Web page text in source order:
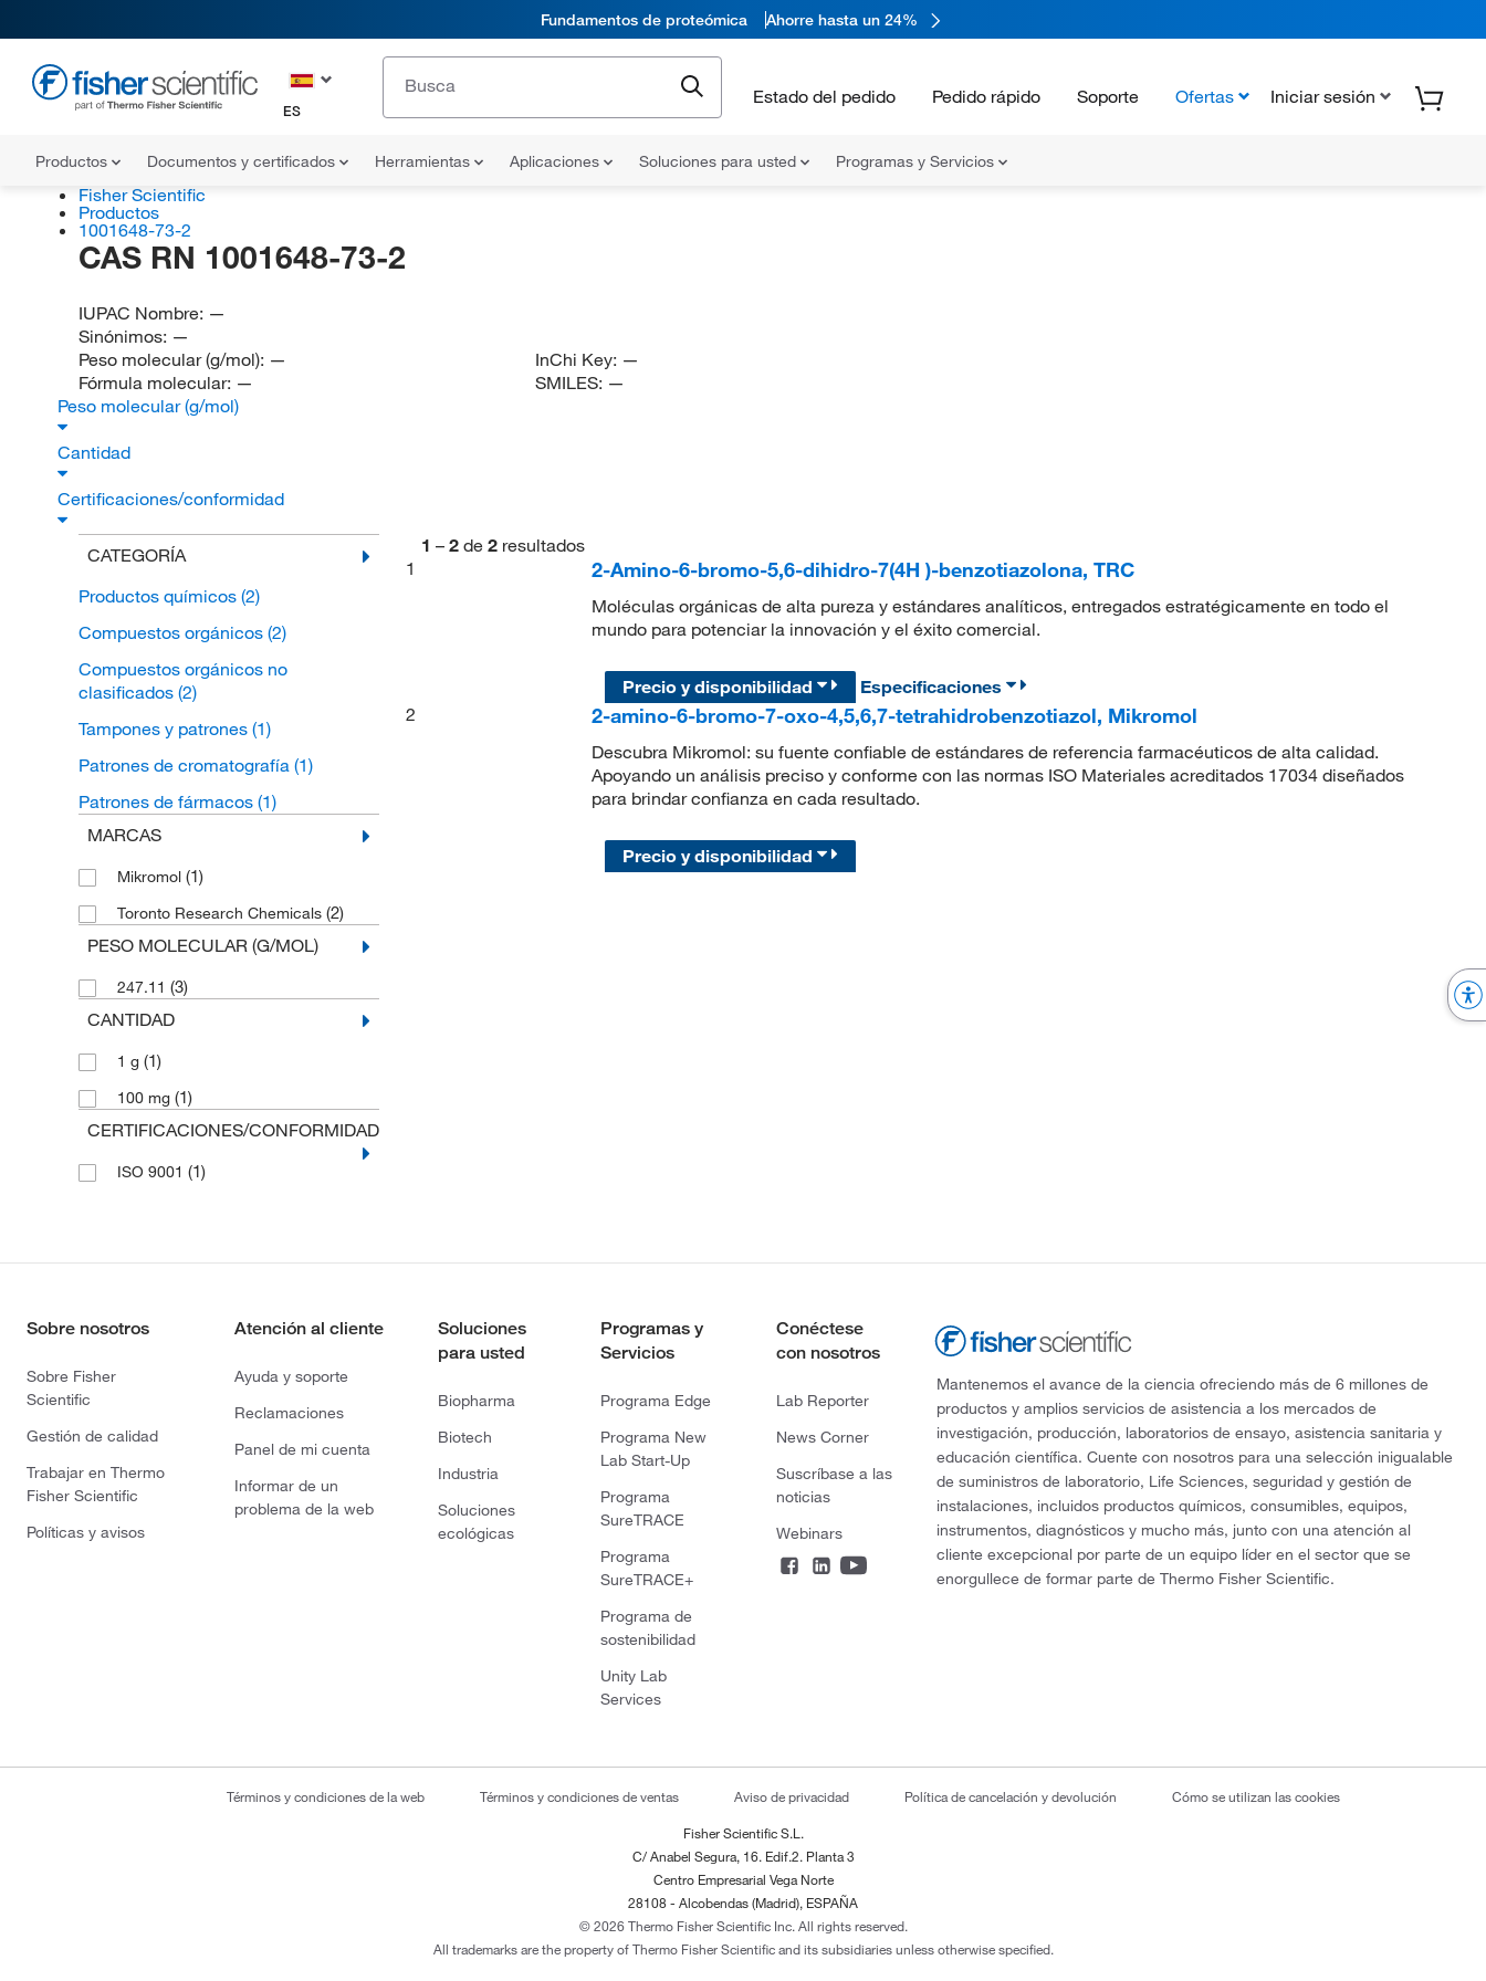
Fundamentos de proteómica Ahorre hasta un 24%
ES
Estado del pedido Pedido rápido Soporte Ofertas Iniciar sesión
Productos Documentos y certificados Herramientas Aplicaciones Soluciones para usted Programas y Servicios
Fisher Scientific
Productos
1001648-73-2
CAS RN 1001648-73-2
IUPAC Nombre: —
Sinónimos: —
Peso molecular (g/mol): —
Fórmula molecular: —
InChi Key: —
SMILES: —
Peso molecular (g/mol)
Cantidad
Certificaciones/conformidad
CATEGORÍA
Productos químicos (2)
Compuestos orgánicos (2)
Compuestos orgánicos no
clasificados (2)
Tampones y patrones (1)
Patrones de cromatografía (1)
Patrones de fármacos (1)
MARCAS
Mikromol (1)
Toronto Research Chemicals (2)
PESO MOLECULAR (G/MOL)
247.11 (3)
CANTIDAD
1 g (1)
100 mg (1)
CERTIFICACIONES/CONFORMIDAD
ISO 9001 (1)
1 – 2 de 2 resultados
1
2-Amino-6-bromo-5,6-dihidro-7(4H )-benzotiazolona, TRC
Moléculas orgánicas de alta pureza y estándares analíticos, entregados estratégicamente en todo el
mundo para potenciar la innovación y el éxito comercial.
Precio y disponibilidad
Especificaciones
2
2-amino-6-bromo-7-oxo-4,5,6,7-tetrahidrobenzotiazol, Mikromol
Descubra Mikromol: su fuente confiable de estándares de referencia farmacéuticos de alta calidad.
Apoyando un análisis preciso y conforme con las normas ISO Materiales acreditados 17034 diseñados
para brindar confianza en cada resultado.
Precio y disponibilidad
Sobre nosotros
Sobre Fisher
Scientific
Gestión de calidad
Trabajar en Thermo
Fisher Scientific
Políticas y avisos
Atención al cliente
Ayuda y soporte
Reclamaciones
Panel de mi cuenta
Informar de un
problema de la web
Soluciones
para usted
Biopharma
Biotech
Industria
Soluciones
ecológicas
Programas y
Servicios
Programa Edge
Programa New
Lab Start-Up
Programa
SureTRACE
Programa
SureTRACE+
Programa de
sostenibilidad
Unity Lab
Services
Conéctese
con nosotros
Lab Reporter
News Corner
Suscríbase a las
noticias
Webinars
Mantenemos el avance de la ciencia ofreciendo más de 6 millones de
productos y amplios servicios de asistencia a los mercados de
investigación, producción, laboratorios de ensayo, asistencia sanitaria y
educación científica. Cuente con nosotros para una selección inigualable
de suministros de laboratorio, Life Sciences, seguridad y gestión de
instalaciones, incluidos productos químicos, consumibles, equipos,
instrumentos, diagnósticos y mucho más, junto con una atención al
cliente excepcional por parte de un equipo líder en el sector que se
enorgullece de formar parte de Thermo Fisher Scientific.
Términos y condiciones de la web Términos y condiciones de ventas Aviso de privacidad Política de cancelación y devolución Cómo se utilizan las cookies
Fisher Scientific S.L.
C/ Anabel Segura, 16. Edif.2. Planta 3
Centro Empresarial Vega Norte
28108 - Alcobendas (Madrid), ESPAÑA
© 2026 Thermo Fisher Scientific Inc. All rights reserved.
All trademarks are the property of Thermo Fisher Scientific and its subsidiaries unless otherwise specified.